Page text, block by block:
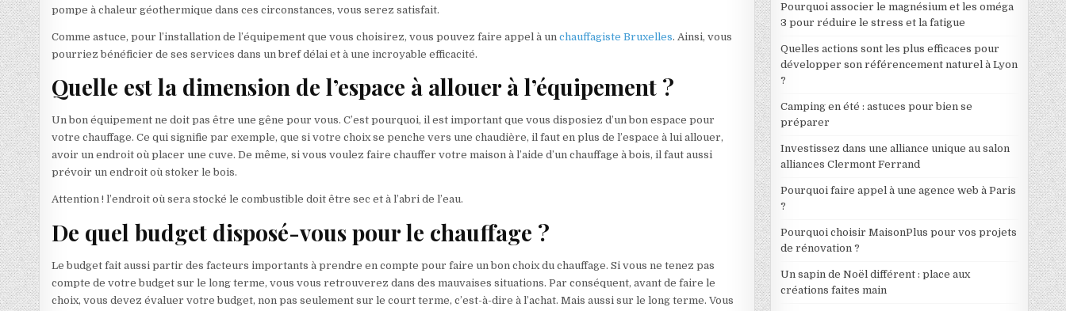
pompe à chaleur géothermique dans ces circonstances, vous serez satisfait.
Comme astuce, pour l’installation de l’équipement que vous choisirez, vous pouvez faire appel à unchauffagiste Bruxelles. Ainsi, vous
pourriez bénéficier de ses services dans un bref délai et à une incroyable efficacité.
Quelle est la dimension de l’espace à allouer à l’équipement ?
Un bon équipement ne doit pas être une gêne pour vous. C’est pourquoi, il est important que vous disposiez d’un bon espace pour
votre chauffage. Ce qui signifie par exemple, que si votre choix se penche vers une chaudière, il faut en plus de l’espace à lui allouer,
avoir un endroit où placer une cuve. De même, si vous voulez faire chauffer votre maison à l’aide d’un chauffage à bois, il faut aussi
prévoir un endroit où stoker le bois.
Attention ! l’endroit où sera stocké le combustible doit être sec et à l’abri de l’eau.
De quel budget disposé-vous pour le chauffage ?
Le budget fait aussi partir des facteurs importants à prendre en compte pour faire un bon choix du chauffage. Si vous ne tenez pas
compte de votre budget sur le long terme, vous vous retrouverez dans des mauvaises situations. Par conséquent, avant de faire le
choix, vous devez évaluer votre budget, non pas seulement sur le court terme, c’est-à-dire à l’achat. Mais aussi sur le long terme. Vous
Pourquoi associer le magnésium et les oméga
3 pour réduire le stress et la fatigue
Quelles actions sont les plus efficaces pour
développer son référencement naturel à Lyon
?
Camping en été : astuces pour bien se
préparer
Investissez dans une alliance unique au salon
alliances Clermont Ferrand
Pourquoi faire appel à une agence web à Paris
?
Pourquoi choisir MaisonPlus pour vos projets
de rénovation ?
Un sapin de Noël différent : place aux
créations faites main